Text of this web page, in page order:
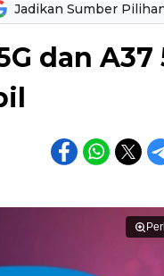
Jadikan Sumber
dan A37